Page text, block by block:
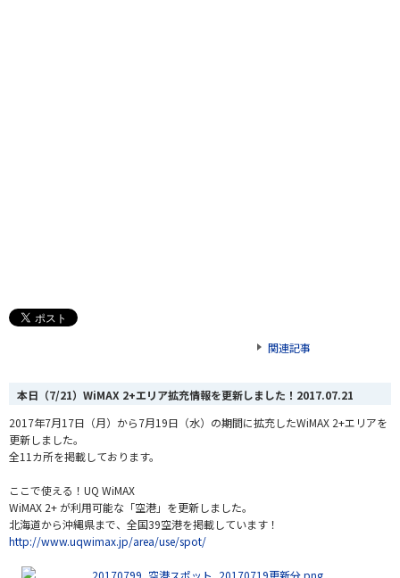
関連記事
本日（7/21）WiMAX 2+エリア拡充情報を更新しました！ 2017.07.21
2017年7月17日（月）から7月19日（水）の期間に拡充したWiMAX 2+エリアを
更新しました。
全11カ所を掲載しております。
ここで使える！UQ WiMAX
WiMAX 2+ が利用可能な「空港」を更新しました。
北海道から沖縄県まで、全国39空港を掲載しています！
http://www.uqwimax.jp/area/use/spot/